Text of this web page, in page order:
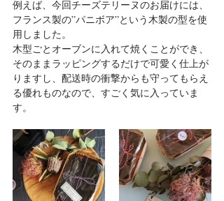
例えば、今回チーズテリーヌのお届けには、
フランス製の”パニボア”という木製の型を使
用しました。
木型ごとオーブンに入れて焼くことができ、
そのままラッピングするだけで可愛く仕上が
りますし、配送時の衝撃からも守ってもらえ
る優れものなので、すごく気に入っていま
す。